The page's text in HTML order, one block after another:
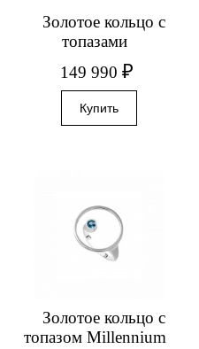
Золотое кольцо с
топазами
149 990₽
Золотое кольцо с
топазом Millennium